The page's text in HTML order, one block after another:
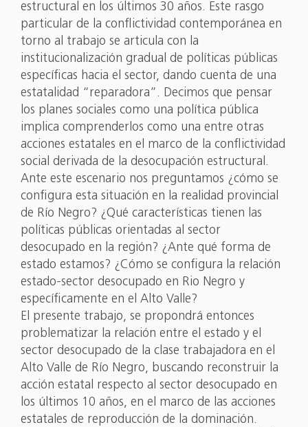
estructural en los últimos 30 años. Este rasgo
particular de la conflictividad contemporánea en
torno al trabajo se articula con la
institucionalización gradual de políticas públicas
específicas hacia el sector, dando cuenta de una
estatalidad “reparadora”. Decimos que pensar
los planes sociales como una política pública
implica comprenderlos como una entre otras
acciones estatales en el marco de la conflictividad
social derivada de la desocupación estructural.
Ante este escenario nos preguntamos ¿cómo se
configura esta situación en la realidad provincial
de Río Negro? ¿Qué características tienen las
políticas públicas orientadas al sector
desocupado en la región? ¿Ante qué forma de
estado estamos? ¿Cómo se configura la relación
estado-sector desocupado en Rio Negro y
específicamente en el Alto Valle?
El presente trabajo, se propondrá entonces
problematizar la relación entre el estado y el
sector desocupado de la clase trabajadora en el
Alto Valle de Río Negro, buscando reconstruir la
acción estatal respecto al sector desocupado en
los últimos 10 años, en el marco de las acciones
estatales de reproducción de la dominación.